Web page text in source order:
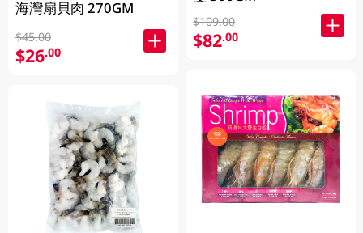
海灣扇貝肉 270GM
$45.00
$26.00
$109.00
$82.00